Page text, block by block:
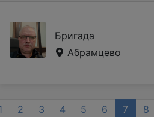
Бригада
Абрамцево
2 3 4 5 6 7 8